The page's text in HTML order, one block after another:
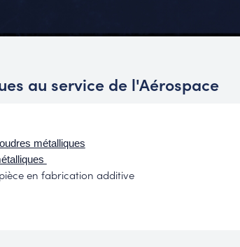
au service de l'Aérospace
métalliques
en fabrication additive